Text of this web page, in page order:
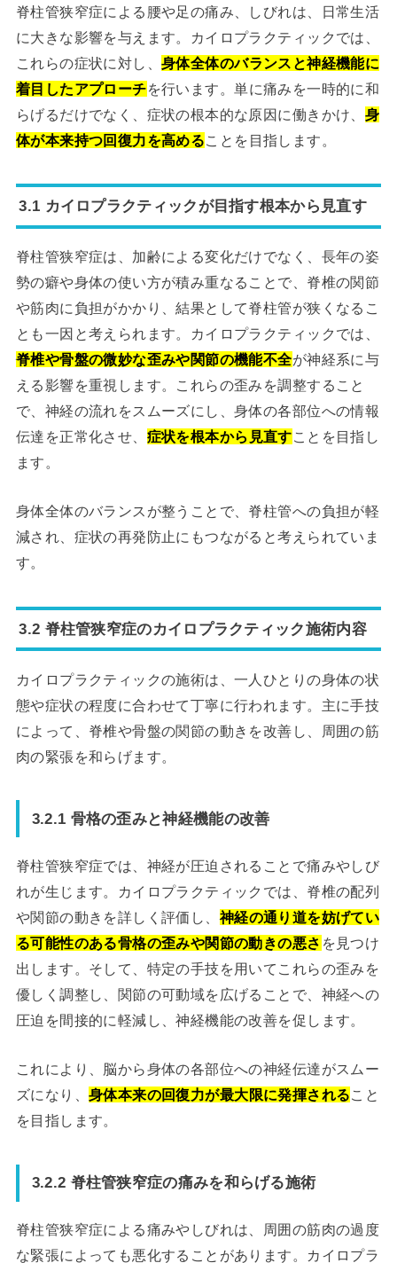
脊柱管狭窄症による腰や足の痛み、しびれは、日常生活
に大きな影響を与えます。カイロプラクティックでは、
これらの症状に対し、身体全体のバランスと神経機能に
着目したアプローチを行います。単に痛みを一時的に和
らげるだけでなく、症状の根本的な原因に働きかけ、 身
体が本来持つ回復力を高めることを目指します。
3.1 カイロプラクティックが目指す根本から見直す
脊柱管狭窄症は、加齢による変化だけでなく、長年の姿
勢の癖や身体の使い方が積み重なることで、脊椎の関節
や筋肉に負担がかかり、結果として脊柱管が狭くなるこ
とも一因と考えられます。カイロプラクティックでは、
脊椎や骨盤の微妙な歪みや関節の機能不全が神経系に与
える影響を重視します。これらの歪みを調整すること
で、神経の流れをスムーズにし、身体の各部位への情報
伝達を正常化させ、 症状を根本から見直すことを目指し
ます。
身体全体のバランスが整うことで、脊柱管への負担が軽
減され、症状の再発防止にもつながると考えられていま
す。
3.2 脊柱管狭窄症のカイロプラクティック施術内容
カイロプラクティックの施術は、一人ひとりの身体の状
態や症状の程度に合わせて丁寧に行われます。主に手技
によって、脊椎や骨盤の関節の動きを改善し、周囲の筋
肉の緊張を和らげます。
3.2.1 骨格の歪みと神経機能の改善
脊柱管狭窄症では、神経が圧迫されることで痛みやしび
れが生じます。カイロプラクティックでは、脊椎の配列
や関節の動きを詳しく評価し、神経の通り道を妨げてい
る可能性のある骨格の歪みや関節の動きの悪さ を見つけ
出します。そして、特定の手技を用いてこれらの歪みを
優しく調整し、関節の可動域を広げることで、神経への
圧迫を間接的に軽減し、神経機能の改善を促します。
これにより、脳から身体の各部位への神経伝達がスムー
ズになり、 身体本来の回復力が最大限に発揮されること
を目指します。
3.2.2 脊柱管狭窄症の痛みを和らげる施術
脊柱管狭窄症による痛みやしびれは、周囲の筋肉の過度
な緊張によっても悪化することがあります。カイロプラ